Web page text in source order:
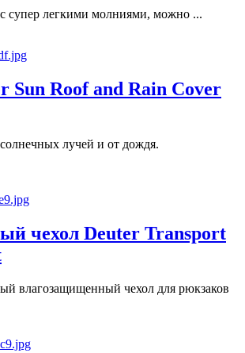
супер легкими молниями, можно ...
Sun Roof and Rain Cover
лучей и от дождя.
чехол Deuter Transport
влагозащищенный чехол для рюкзаков